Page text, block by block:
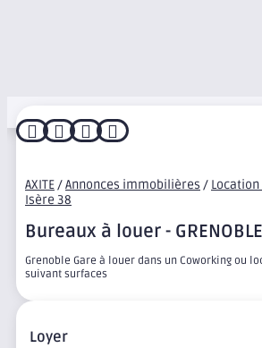
   
AXITE/Annonces immobilières /
Isère 38
Bureaux à louer - GRENOBLE
Grenoble Gare à louer dans un Coworking ou
suivant surfaces
Loyer